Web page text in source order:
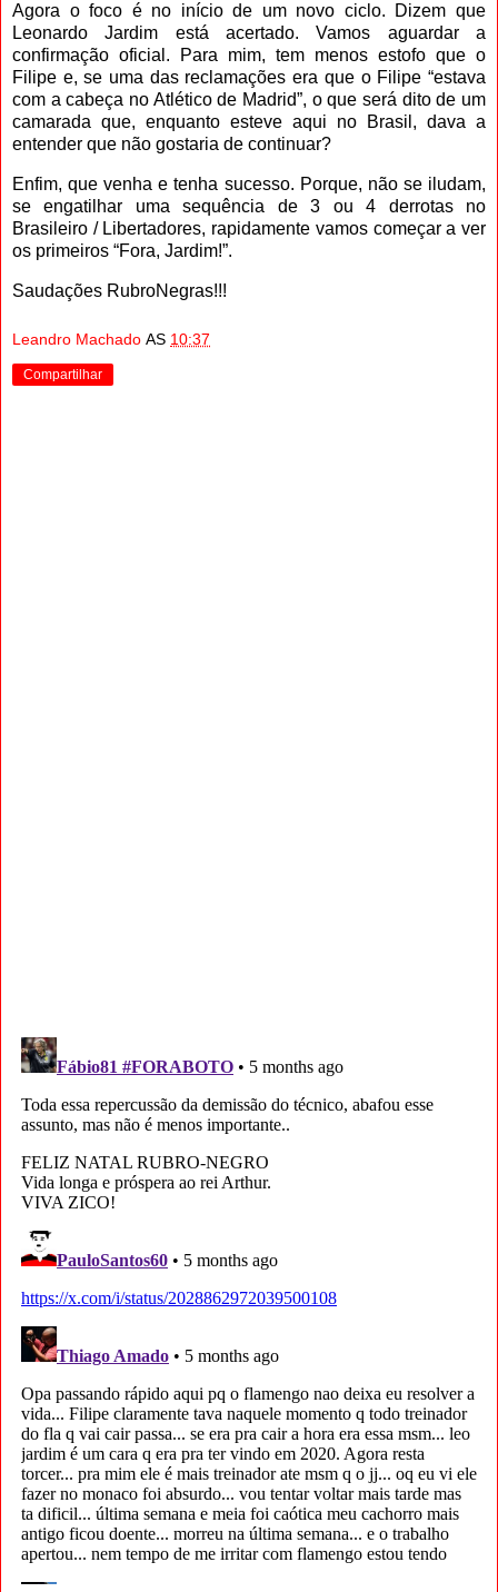
Agora o foco é no início de um novo ciclo. Dizem que
Leonardo Jardim está acertado. Vamos aguardar a
confirmação oficial. Para mim, tem menos estofo que o
Filipe e, se uma das reclamações era que o Filipe “estava
com a cabeça no Atlético de Madrid”, o que será dito de um
camarada que, enquanto esteve aqui no Brasil, dava a
entender que não gostaria de continuar?
Enfim, que venha e tenha sucesso. Porque, não se iludam,
se engatilhar uma sequência de 3 ou 4 derrotas no
Brasileiro / Libertadores, rapidamente vamos começar a ver
os primeiros “Fora, Jardim!”.
Saudações RubroNegras!!!
Leandro Machado AS 10:37
Compartilhar